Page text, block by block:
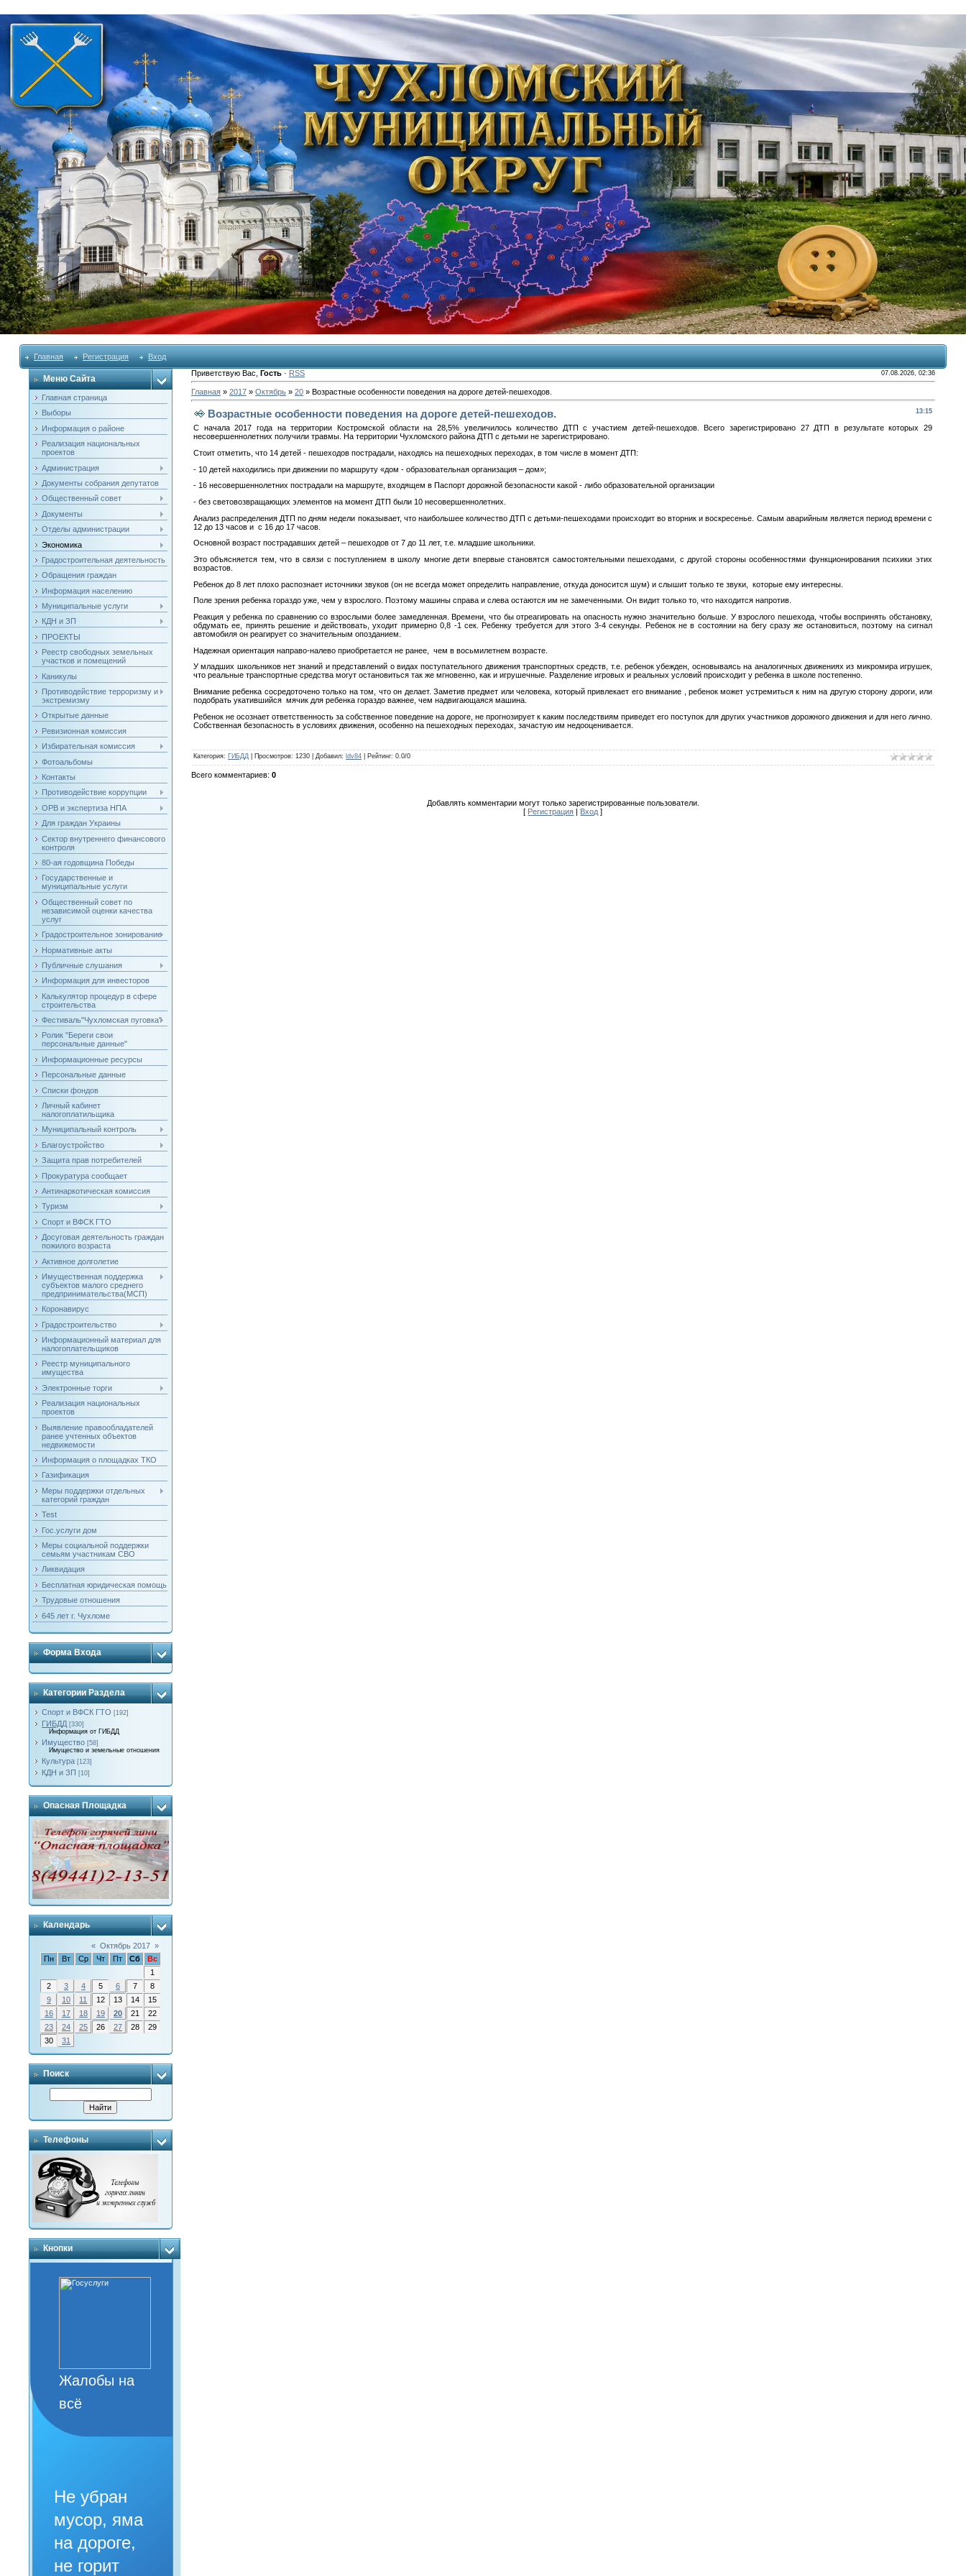
Главная Регистрация Вход
Меню Сайта
Главная страница
Выборы
Информация о районе
Реализация национальных
проектов
Администрация
Документы собрания депутатов
Общественный совет
Документы
Отделы администрации
Экономика
Градостроительная деятельность
Обращения граждан
Информация населению
Муниципальные услуги
КДН и ЗП
ПРОЕКТЫ
Реестр свободных земельных
участков и помещений
Каникулы
Противодействие терроризму и
экстремизму
Открытые данные
Ревизионная комиссия
Избирательная комиссия
Фотоальбомы
Контакты
Противодействие коррупции
ОРВ и экспертиза НПА
Для граждан Украины
Сектор внутреннего финансового
контроля
80-ая годовщина Победы
Государственные и
муниципальные услуги
Общественный совет по
независимой оценки качества
услуг
Градостроительное зонирование
Нормативные акты
Публичные слушания
Информация для инвесторов
Калькулятор процедур в сфере
строительства
Фестиваль"Чухломская пуговка"
Ролик "Береги свои
персональные данные"
Информационные ресурсы
Персональные данные
Списки фондов
Личный кабинет
налогоплатильщика
Муниципальный контроль
Благоустройство
Защита прав потребителей
Прокуратура сообщает
Антинаркотическая комиссия
Туризм
Спорт и ВФСК ГТО
Досуговая деятельность граждан
пожилого возраста
Активное долголетие
Имущественная поддержка
субъектов малого среднего
предпринимательства(МСП)
Коронавирус
Градостроительство
Информационный материал для
налогоплательщиков
Реестр муниципального
имущества
Электронные торги
Реализация национальных
проектов
Выявление правообладателей
ранее учтенных объектов
недвижемости
Информация о площадках ТКО
Газификация
Меры поддержки отдельных
категорий граждан
Test
Гос.услуги дом
Меры социальной поддержки
семьям участникам СВО
Ликвидация
Бесплатная юридическая помощь
Трудовые отношения
645 лет г. Чухломе
Форма Входа
Категории Раздела
Спорт и ВФСК ГТО [192]
ГИБДД [330]
Информация от ГИБДД
Имущество [58]
Имущество и земельные отношения
Культура [123]
КДН и ЗП [10]
Опасная Площадка
Календарь
« Октябрь 2017 »
Пн
Вт Ср Чт Пт Сб
Вс
1
2
3 4 5 6 7
8
9
10 11 12 13 14
15
16
17 18 19 20 21
22
23
24 25 26 27 28
29
30
31
Поиск
Телефоны
Кнопки
Жалобы на
всё
Не убран
мусор, яма
на дороге,
не горит
Приветствую Вас Гость· RSS 07.08.2026, 02:36
Главная» 2017 » Октябрь » 20» Возрастные особенности поведения на дороге детей-пешеходов.
13:15
Возрастные особенности поведения на дороге детей-пешеходов.
С начала 2017 года на территории Костромской области на 28,5% увеличилось количество ДТП с участием детей-пешеходов. Всего зарегистрировано 27 ДТП в результате которых 29
несовершеннолетних получили травмы. На территории Чухломского района ДТП с детьми не зарегистрировано.
Стоит отметить, что 14 детей - пешеходов пострадали, находясь на пешеходных переходах, в том числе в момент ДТП:
- 10 детей находились при движении по маршруту «дом - образовательная организация – дом»;
- 16 несовершеннолетних пострадали на маршруте, входящем в Паспорт дорожной безопасности какой - либо образовательной организации
- без световозвращающих элементов на момент ДТП были 10 несовершеннолетних.
Анализ распределения ДТП по дням недели показывает, что наибольшее количество ДТП с детьми-пешеходами происходит во вторник и воскресенье. Самым аварийным является период времени с
12 до 13 часов и с 16 до 17 часов.
Основной возраст пострадавших детей – пешеходов от 7 до 11 лет, т.е. младшие школьники.
Это объясняется тем, что в связи с поступлением в школу многие дети впервые становятся самостоятельными пешеходами, с другой стороны особенностями функционирования психики этих
возрастов.
Ребенок до 8 лет плохо распознает источники звуков (он не всегда может определить направление, откуда доносится шум) и слышит только те звуки, которые ему интересны.
Поле зрения ребенка гораздо уже, чем у взрослого. Поэтому машины справа и слева остаются им не замеченными. Он видит только то, что находится напротив.
Реакция у ребенка по сравнению со взрослыми более замедленная. Времени, что бы отреагировать на опасность нужно значительно больше. У взрослого пешехода, чтобы воспринять обстановку,
обдумать ее, принять решение и действовать, уходит примерно 0,8 -1 сек. Ребенку требуется для этого 3-4 секунды. Ребенок не в состоянии на бегу сразу же остановиться, поэтому на сигнал
автомобиля он реагирует со значительным опозданием.
Надежная ориентация направо-налево приобретается не ранее, чем в восьмилетнем возрасте.
У младших школьников нет знаний и представлений о видах поступательного движения транспортных средств, т.е. ребенок убежден, основываясь на аналогичных движениях из микромира игрушек,
что реальные транспортные средства могут остановиться так же мгновенно, как и игрушечные. Разделение игровых и реальных условий происходит у ребенка в школе постепенно.
Внимание ребенка сосредоточено только на том, что он делает. Заметив предмет или человека, который привлекает его внимание , ребенок может устремиться к ним на другую сторону дороги, или
подобрать укатившийся мячик для ребенка гораздо важнее, чем надвигающаяся машина.
Ребенок не осознает ответственность за собственное поведение на дороге, не прогнозирует к каким последствиям приведет его поступок для других участников дорожного движения и для него лично.
Собственная безопасность в условиях движения, особенно на пешеходных переходах, зачастую им недооценивается.
Категория: ГИБДД| Просмотров: 1230 | Добавил: ldv84| Рейтинг: 0.0/0
Всего комментариев: 0
Добавлять комментарии могут только зарегистрированные пользователи.
[ Регистрация Вход ]